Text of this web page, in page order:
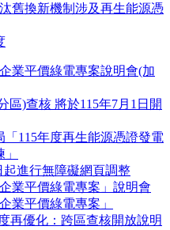
舊換新機制涉及再生能源憑
業平價綠電專案說明會(加
區)查核 將於115年7月1日開
115年度再生能源憑證發電
起進行無障礙網頁調整
業平價綠電專案」說明會
業平價綠電專案」
再優化：跨區查核開放說明